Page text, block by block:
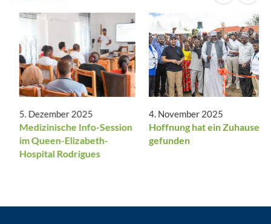
2025
ohne Grenzen:
von
First und seine
5. Dezember 2025
Medizinische Info-Session
im Queen-Elizabeth-